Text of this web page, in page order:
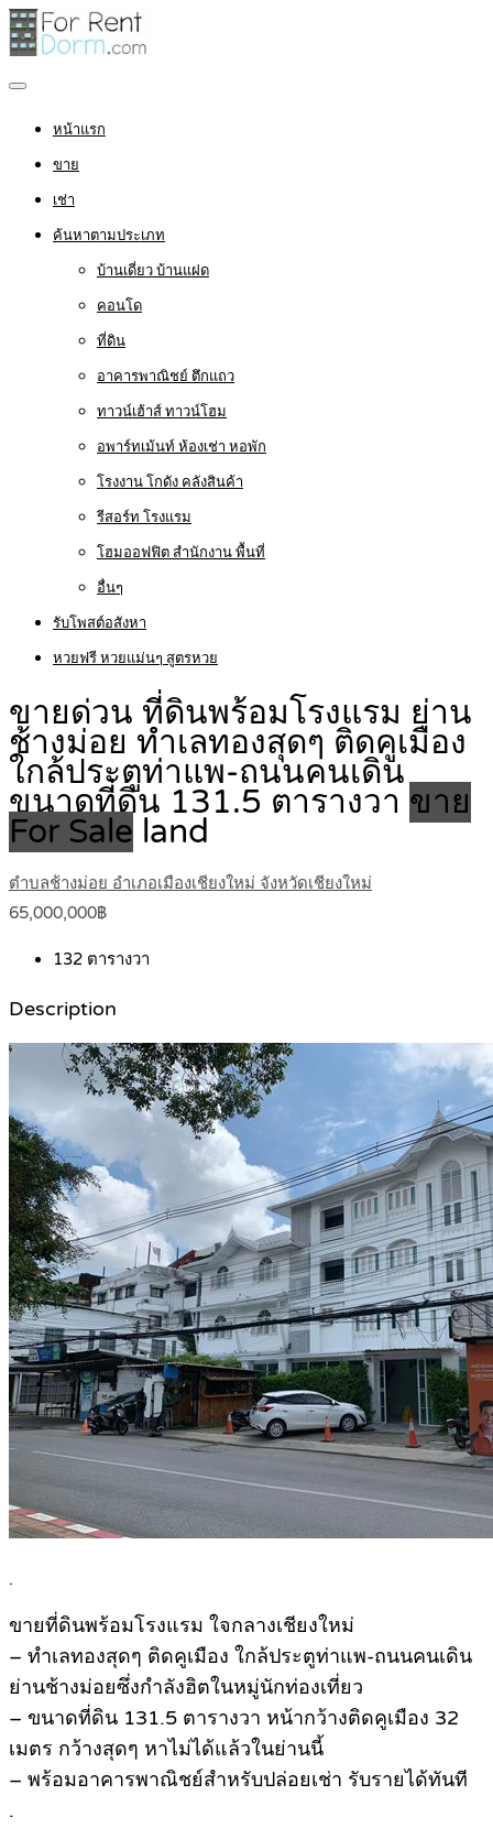
หน้าแรก
ขาย
เช่า
ค้นหาตามประเภท
บ้านเดี่ยว บ้านแฝด
คอนโด
ที่ดิน
อาคารพาณิชย์ ตึกแถว
ทาวน์เฮ้าส์ ทาวน์โฮม
อพาร์ทเม้นท์ ห้องเช่า หอพัก
โรงงาน โกดัง คลังสินค้า
รีสอร์ท โรงแรม
โฮมออฟฟิต สำนักงาน พื้นที่
อื่นๆ
รับโพสต์อสังหา
หวยฟรี หวยแม่นๆ สูตรหวย
ขายด่วน ที่ดินพร้อมโรงแรม ย่าน
ช้างม่อย ทำเลทองสุดๆ ติดคูเมือง
ใกล้ประตูท่าแพ-ถนนคนเดิน
ขนาดที่ดิน 131.5 ตารางวา ขาย
For Sale land
ตำบลช้างม่อย อำเภอเมืองเชียงใหม่ จังหวัดเชียงใหม่
65,000,000฿
132 ตารางวา
Description
.
ขายที่ดินพร้อมโรงแรม ใจกลางเชียงใหม่
– ทำเลทองสุดๆ ติดคูเมือง ใกล้ประตูท่าแพ-ถนนคนเดิน
ย่านช้างม่อยซึ่งกำลังฮิตในหมู่นักท่องเที่ยว
– ขนาดที่ดิน 131.5 ตารางวา หน้ากว้างติดคูเมือง 32
เมตร กว้างสุดๆ หาไม่ได้แล้วในย่านนี้
– พร้อมอาคารพาณิชย์สำหรับปล่อยเช่า รับรายได้ทันที
.